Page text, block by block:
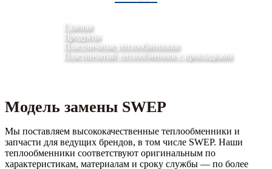
Главная
Продукты
Пластинчатые теплообменники
Пластинчатый теплообменник с прокладками
Модель замены SWEP
Мы поставляем высококачественные теплообменники и
запчасти для ведущих брендов, в том числе SWEP. Наши
теплообменники соответствуют оригинальным по
характеристикам, материалам и сроку службы — по более